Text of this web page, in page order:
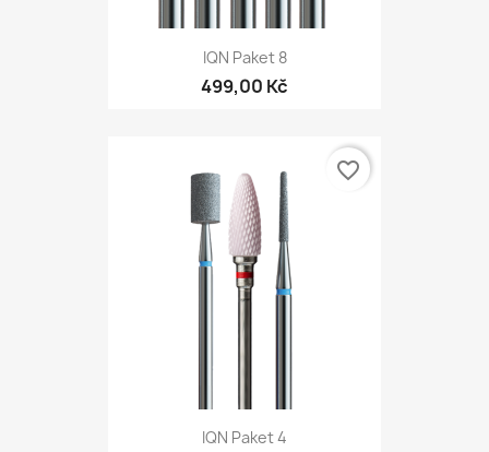
IQN Paket 8
499,00 Kč
IQN Paket 4
favorite_border